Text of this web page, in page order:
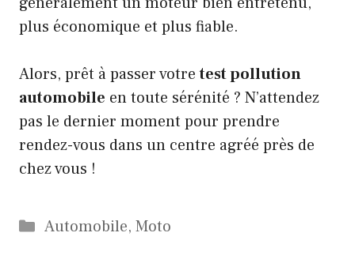
plus économique et plus fiable.
Alors, prêt à passer votretest pollution
automobile en toute sérénité ? N’attendez
pas le dernier moment pour prendre
rendez-vous dans un centre agréé près de
chez vous !
Catégories
Automobile, Moto